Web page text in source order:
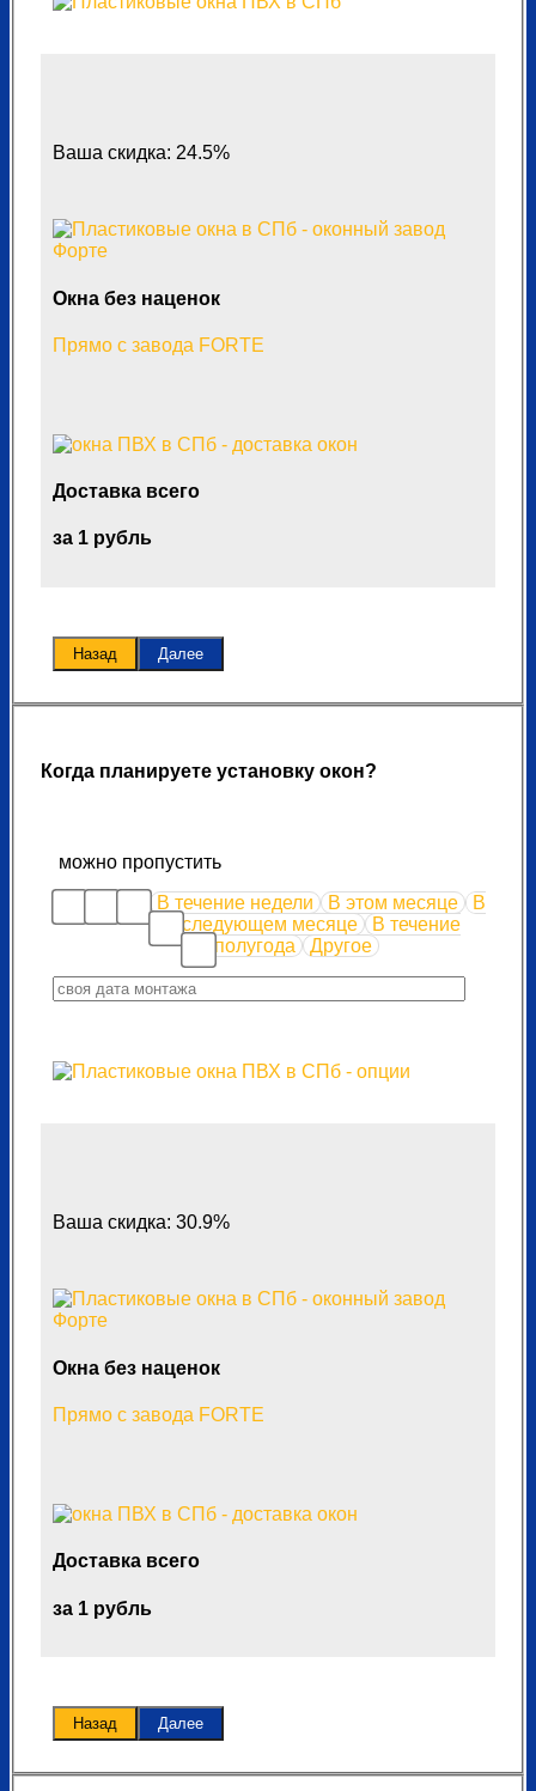
Ваша скидка: 24.5%
Окна без наценок
Прямо с завода FORTE
Доставка всего
за 1 рубль
Назад Далее
Когда планируете установку окон?
можно пропустить
В течение недели
В этом месяце
В
следующем месяце
В течение
полугода
Другое
Ваша скидка: 30.9%
Окна без наценок
Прямо с завода FORTE
Доставка всего
за 1 рубль
Назад Далее